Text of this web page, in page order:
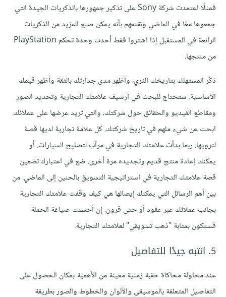
فمثلًا اعتمدت شركة Sony على تذكير جمهورها بالذكريات الجيدة التي
جمعوها معًا في الماضي وتقنعهم بأنه يمكن صنع المزيد من الذكريات
الرائعة في المستقبل إذا اشتروا فقط أحدث وحدة تحكم PlayStation
من منتجها.
ذكّر المستهلك بتاريخك الثري، وأظهر مدى جدارتك بالثقة وأظهر قيمك
الأساسية. ستحتاج للبحث في أرشيف علامتك التجارية وتحديد الصور
ومقاطع الفيديو والحقائق حول شركتك، والتي تريد عرضها على عملائك.
ابحث عن شيء ملهم في تاريخ شركتك. كل علامة تجارية لديها قصة
لترويها. ربما بدأت علامتك التجارية في مرآب لتصليح السيارات. أو
يمكنك إعادة منتج قديم وتجديده مرة أخرى. ضع في اعتبارك تضمين
قصة علامتك التجارية في استراتيجية التسويق بالحنين إلى الماضي. من
بين أهم الرسائل التي يمكنك إيصالها هي كيف وقفت علامتك التجارية
بجانب عملائك عبر عقود أو حتى قرون. إن أحسنت صياغة الحملة
فستكون بمثابة "ذهب تسويقي" لعلامتك التجارية.
5. انتبه جيدًا للتفاصيل
عند محاولة محاكاة حقبة زمنية معينة من الأهمية بمكان الحصول على
التفاصيل المتعلقة بالموسيقى والألوان والخطوط والصور بطريقة